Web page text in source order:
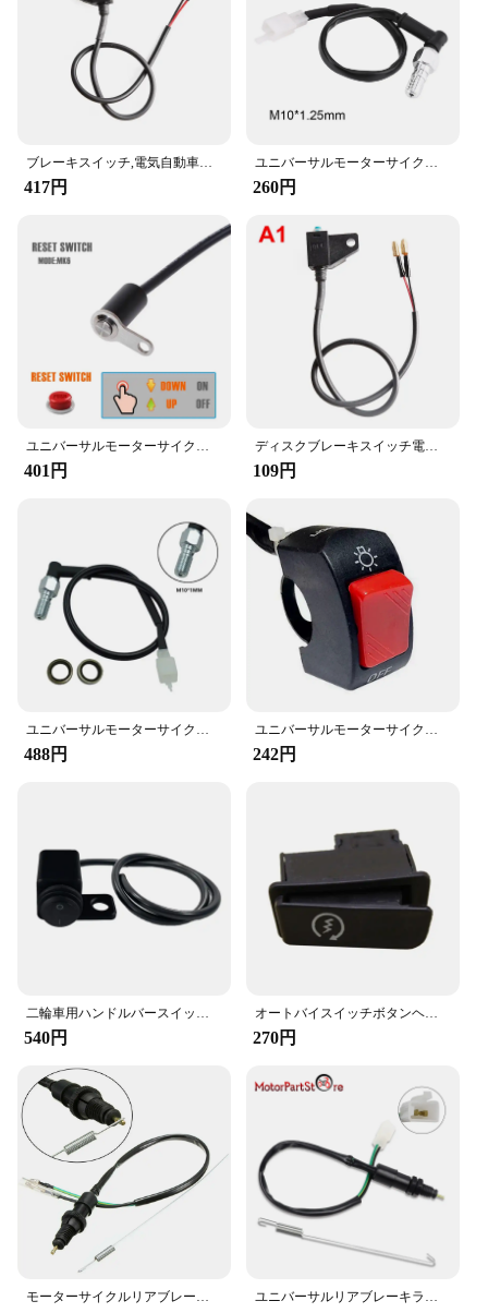
**Optimized for Performance**
The Carola Cross Power Wind Switch 84040 42150
is designed to optimize your motorcycle's
performance. Its responsive and reliable operation
ensures that you can adjust your wind flow with
precision, making it an essential accessory for any
navigating through city streets, this switch will
provide you with the control you need to enjoy your
**Available for Wholesale and Retail**
This switch is not just a product; it's an investment
in your motorcycle's functionality and style.
Available in sets for wholesale and retail purchases,
it's an ideal choice for vendors and suppliers
looking to expand their product offerings. With its
competitive pricing and high-quality construction,
this switch is sure to be a hit with customers seeking
to enhance their motorcycle's performance and
aesthetics.
ブレーキスイッチ,電気自動車およびオートバイのブレーキライト,スイッチケーブル
417円
ユニバーサルモーターサイクル油圧ブレーキ,油圧,リアライトスイッチ,中空ボルト
260円
ユニバーサルモーターサイクルハンドルバーリセットスイッチボタン、エンジンオンオフ防水、12v
401円
ディスクブレーキスイッチ電気自動車オートバイブレーキライトスイッチケーブル
109円
ユニバーサルモーターサイクル油圧ブレーキ圧力,リアライトスイッチ,中空ボルトm10x1.25,アクセサリー
488円
ユニバーサルモーターサイクルスイッチ,オン/オフコントロールボタン,ハンドルバーマウント,ヘッドライト信号,ランプコントロール,変更されたスイッチ,アクセサリー
242円
540円
オートバイスイッチボタンヘッドライトホーン調光siwtches交換可能な部品
270円